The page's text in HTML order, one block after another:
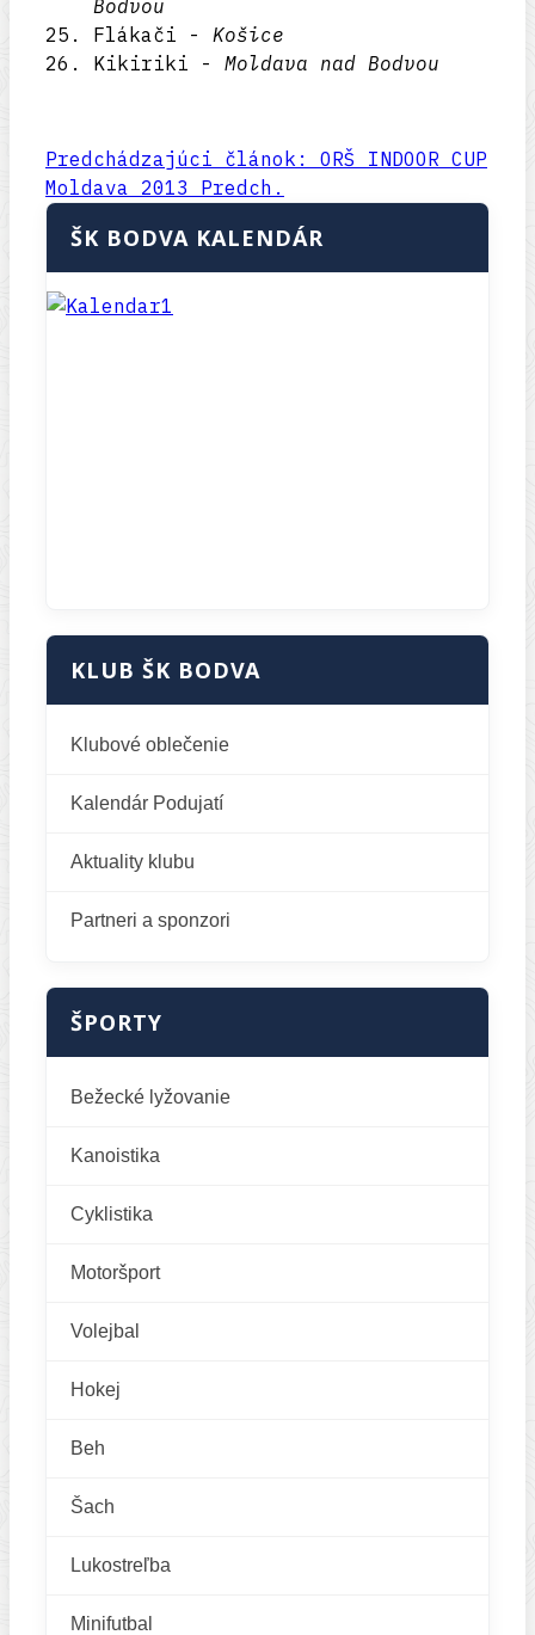
Bodvou
Flákači - Košice
Kikiriki - Moldava nad Bodvou
Predchádzajúci článok: ORŠ INDOOR CUP
Moldava 2013 Predch.
ŠK BODVA KALENDÁR
KLUB ŠK BODVA
Klubové oblečenie
Kalendár Podujatí
Aktuality klubu
Partneri a sponzori
ŠPORTY
Bežecké lyžovanie
Kanoistika
Cyklistika
Motoršport
Volejbal
Hokej
Beh
Šach
Lukostreľba
Minifutbal